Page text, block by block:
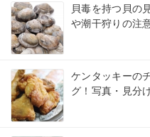
貝毒を持つ貝の
や潮干狩りの注
ケンタッキーの
グ！写真・見分